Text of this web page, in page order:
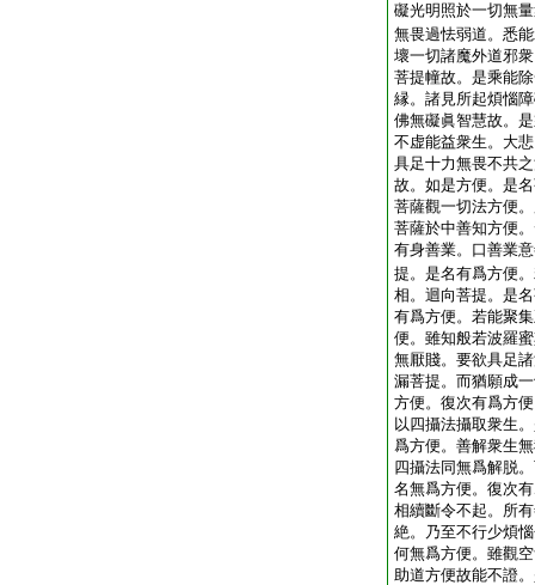
礙光明照於一切無
無畏過怯弱道。悉
壞一切諸魔外道邪
菩提幢故。是乘能
縁。諸見所起煩惱
佛無礙眞智慧故。
不虚能益衆生。大
具足十力無畏不共
故。如是方便。是
菩薩觀一切法方便
菩薩於中善知方便
有身善業。口善業
提。是名有爲方便
相。迴向菩提。是
有爲方便。若能聚
便。雖知般若波羅
無厭賤。要欲具足
漏菩提。而猶願成
方便。復次有爲方
以四攝法攝取衆生
爲方便。善解衆生
四攝法同無爲解脱
名無爲方便。復次
相續斷令不起。所
絶。乃至不行少煩
何無爲方便。雖觀
助道方便故能不證